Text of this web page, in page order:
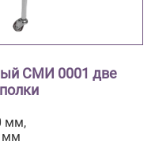
СМИ 0001 две
мм,
мм